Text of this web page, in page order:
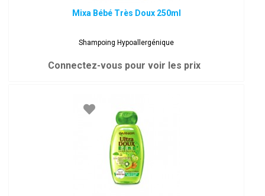
Mixa Bébé Très Doux 250ml
Shampoing Hypoallergénique
Connectez-vous pour voir les prix